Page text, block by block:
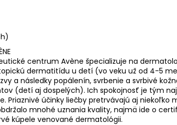
centrum Avène špecializuje na
dermatitídu u detí (vo veku už od 4-5
a následky popálenín, svrbenie a svrbivé
(detí aj dospelých). Ich spokojnosť je tým
Priaznivé účinky liečby pretrvávajú aj niekoľko
mnohé uznania kvality, najmä ide o
kúpele venované dermatológii.